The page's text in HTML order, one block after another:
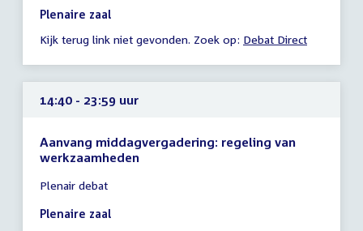
10:45
23:59
Plenaire zaal
Kijk terug link niet gevonden. Zoek op: Debat Direct
14:40 - 23:59 uur
Aanvang middagvergadering: regeling van
werkzaamheden
vergadering
14:40
Plenair debat
Plenaire zaal